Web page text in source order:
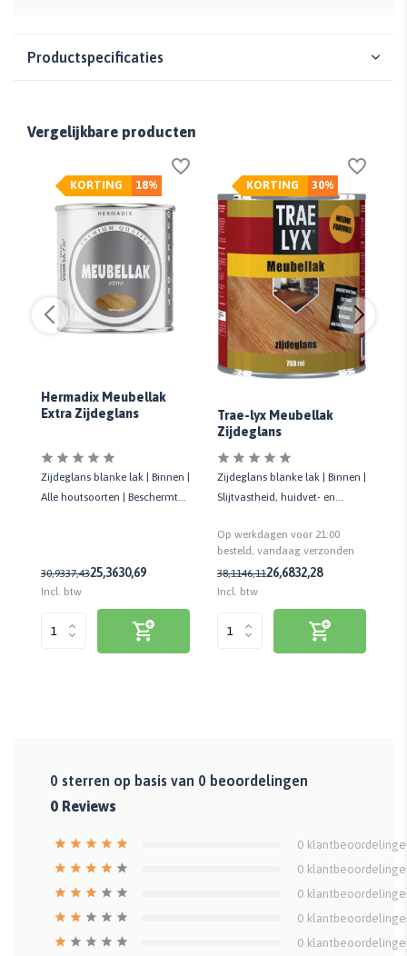
Productspecificaties
Vergelijkbare producten
18%
KORTING
Hermadix Meubellak
Extra Zijdeglans
Zijdeglans blanke lak | Binnen |
Alle houtsoorten | Beschermt
30,9337,4325,3630,69
Incl. btw
30%
KORTING
Trae-lyx Meubellak
Zijdeglans
Zijdeglans blanke lak | Binnen |
Slijtvastheid, huidvet- en
Op werkdagen voor 21:00
besteld, vandaag verzonden
38,1146,1126,6832,28
Incl. btw
0 sterren op basis van 0 beoordelingen
0 Reviews
0
0
0
0
0